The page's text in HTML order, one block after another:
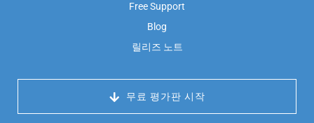
Free Support
Blog
릴리즈 노트
무료 평가판 시작